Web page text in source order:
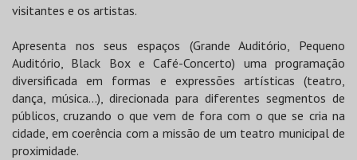
visitantes e os artistas.
Apresenta nos seus espaços (Grande Auditório, Pequeno
Auditório, Black Box e Café-Concerto) uma programação
diversificada em formas e expressões artísticas (teatro,
dança, música…), direcionada para diferentes segmentos de
públicos, cruzando o que vem de fora com o que se cria na
cidade, em coerência com a missão de um teatro municipal de
proximidade.